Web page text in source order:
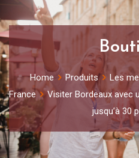
Home Produits
Les
France
Visiter Bordeaux avec
jusqu’à 30